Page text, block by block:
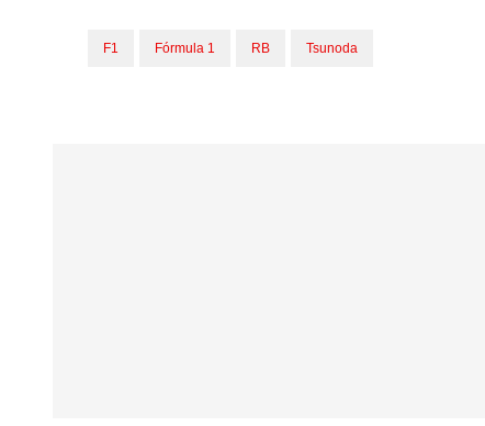
F1 Fórmula 1 RB Tsunoda